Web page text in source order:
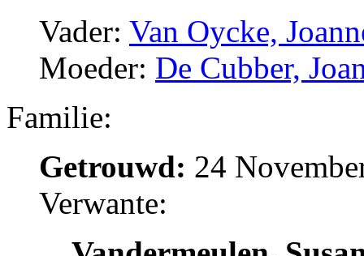
Vader: Van Oycke,
Moeder: De Cubber,
Familie:
Getrouwd: 24
Verwante: